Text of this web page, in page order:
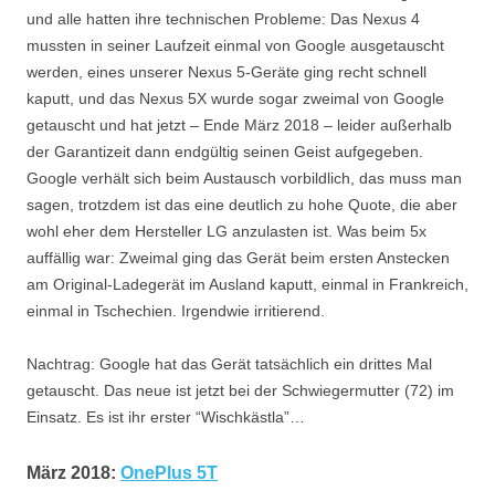
und alle hatten ihre technischen Probleme: Das Nexus 4
mussten in seiner Laufzeit einmal von Google ausgetauscht
werden, eines unserer Nexus 5-Geräte ging recht schnell
kaputt, und das Nexus 5X wurde sogar zweimal von Google
getauscht und hat jetzt – Ende März 2018 – leider außerhalb
der Garantizeit dann endgültig seinen Geist aufgegeben.
Google verhält sich beim Austausch vorbildlich, das muss man
sagen, trotzdem ist das eine deutlich zu hohe Quote, die aber
wohl eher dem Hersteller LG anzulasten ist. Was beim 5x
auffällig war: Zweimal ging das Gerät beim ersten Anstecken
am Original-Ladegerät im Ausland kaputt, einmal in Frankreich,
einmal in Tschechien. Irgendwie irritierend.
Nachtrag: Google hat das Gerät tatsächlich ein drittes Mal
getauscht. Das neue ist jetzt bei der Schwiegermutter (72) im
Einsatz. Es ist ihr erster “Wischkästla”…
März 2018: OnePlus 5T